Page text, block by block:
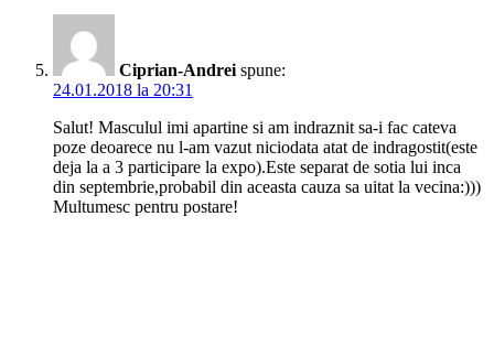
Ciprian-Andrei spune:
24.01.2018 la 20:31
Salut! Masculul imi apartine si am indraznit sa-i fac cateva
poze deoarece nu l-am vazut niciodata atat de indragostit(este
deja la a 3 participare la expo).Este separat de sotia lui inca
din septembrie,probabil din aceasta cauza sa uitat la vecina:)))
Multumesc pentru postare!